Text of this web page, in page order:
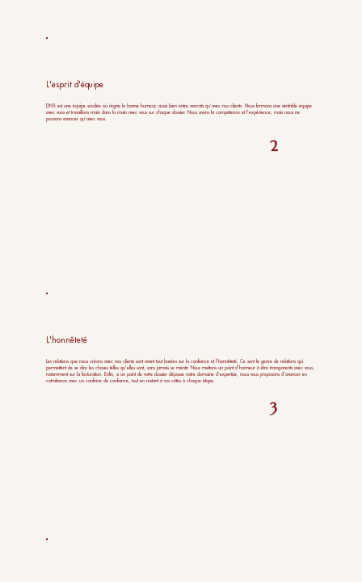
Les relations que nous créons avec nos clients sont avant tout basées sur la confiance et l’honnêteté. Ce sont le genre de relations qui
permettent de se dire les choses telles qu’elles sont, sans jamais se mentir. Nous mettons un point d’honneur à être transparents avec vous,
notamment sur la facturation. Enfin, si un point de votre dossier dépasse notre domaine d’expertise, nous vous proposons d’avancer en
cotraitance avec un confrère de confiance, tout en restant à vos côtés à chaque étape.
L'honnêteté
3
DNS est une équipe soudée où règne la bonne humeur, aussi bien entre avocats qu’avec nos clients. Nous formons une véritable équipe
avec vous et travaillons main dans la main avec vous sur chaque dossier. Nous avons la compétence et l’expérience, mais nous ne
pouvons avancer qu’avec vous.
L'esprit d'équipe
2